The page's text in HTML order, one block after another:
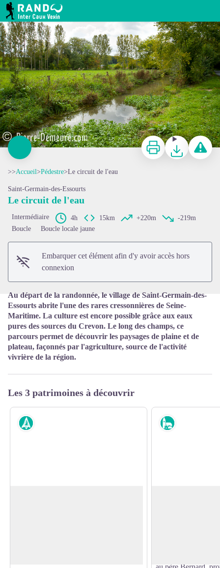
RANDO INTER CAUX VEXIN
Le circuit de l'eau
ImprimerTéléchargerSignaler
>>Accueil>Pédestre>Le circuit de l'eau
Saint-Germain-des-Essourts
Le circuit de l'eau
Intermédiaire 4h 15km +220m
-219m
Boucle
Boucle locale jaune
Embarquer cet élément afin d'y avoir accès hors
connexion
Au départ de la randonnée, le village de Saint-Germain-des-
Essourts abrite l'une des rares cressonnières de Seine-
Maritime. La culture est encore possible grâce aux eaux
pures des sources du Crevon. Le long des champs, ce
parcours permet de découvrir les paysages de plaine et de
plateau, façonnés par l'agriculture, source de l'activité
vivrière de la région.
Les 3 patrimoines à découvrir